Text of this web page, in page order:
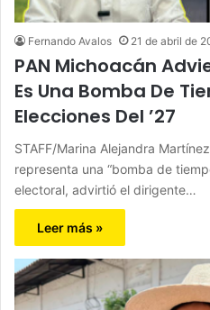
Fernando Avalos 21 de abril de
PAN Michoacán
Es Una Bomba De
Elecciones Del ’27
STAFF/Marina Alejandra
representa una “bomba de
electoral, advirtió el dirigente…
Leer más »